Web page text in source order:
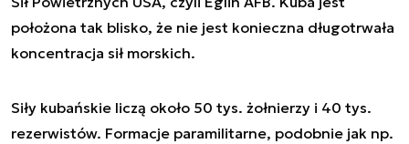
położona tak blisko, że nie jest konieczna długotrwała
koncentracja sił morskich.
Siły kubańskie liczą około 50 tys. żołnierzy i 40 tys.
rezerwistów. Formacje paramilitarne, podobnie jak np.